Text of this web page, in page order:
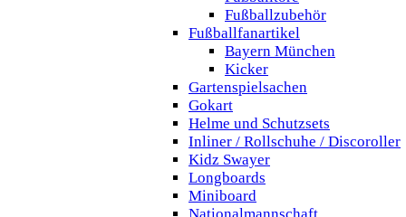
Fußballzubehör
Fußballfanartikel
Bayern München
Kicker
Gartenspielsachen
Gokart
Helme und Schutzsets
Inliner / Rollschuhe / Discoroller
Kidz Swayer
Longboards
Miniboard